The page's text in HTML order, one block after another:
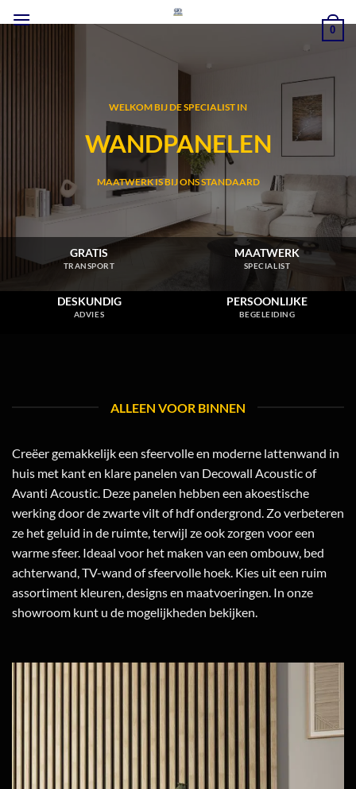
naar
0
WELKOM BIJ DE SPECIALIST IN
WANDPANELEN
MAATWERK IS BIJ ONS STANDAARD
GRATIS
TRANSPORT
MAATWERK
SPECIALIST
DESKUNDIG
ADVIES
PERSOONLIJKE
BEGELEIDING
ALLEEN VOOR BINNEN
Creëer gemakkelijk een sfeervolle en moderne lattenwand in
huis met kant en klare panelen van Decowall Acoustic of
Avanti Acoustic. Deze panelen hebben een akoestische
werking door de zwarte vilt of hdf ondergrond. Zo verbeteren
ze het geluid in de ruimte, terwijl ze ook zorgen voor een
warme sfeer. Ideaal voor het maken van een ombouw, bed
achterwand, TV-wand of sfeervolle hoek. Kies uit een ruim
assortiment kleuren, designs en maatvoeringen. In onze
showroom kunt u de mogelijkheden bekijken.